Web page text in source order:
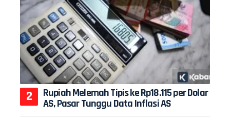
Rupiah Melemah Tipis ke Rp18.115 per Dolar
AS, Pasar Tunggu Data Inflasi AS